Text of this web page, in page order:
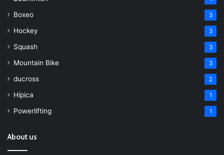
Boxeo 3
Hockey 3
Squash 3
Mountain Bike 3
ducross 2
Hípica 1
Powerlifting 1
About us